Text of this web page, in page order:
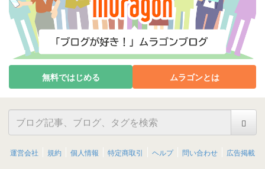
無料ではじめる ムラゴンとは
運営会社 規約 個人情報 特定商取引 ヘルプ 問い合わせ 広告掲載